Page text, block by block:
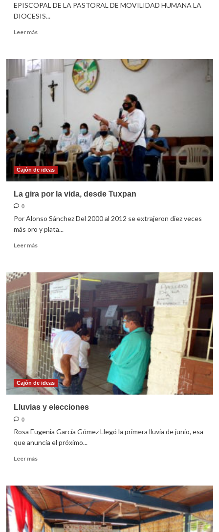
EPISCOPAL DE LA PASTORAL DE MOVILIDAD HUMANA LA
DIOCESIS...
Leer másLeer
Mensaje
de
CEM
Cajón de ideas
La gira por la vida, desde Tuxpan
0
Por Alonso Sánchez Del 2000 al 2012 se extrajeron diez veces
más oro y plata...
Leer másLeer
La
gira
por
vida,
desde
Tuxpan
Cajón de ideas
Lluvias y elecciones
0
Rosa Eugenia García Gómez Llegó la primera lluvia de junio, esa
que anuncia el próximo...
Leer másLeer
Lluvias
y
elecciones